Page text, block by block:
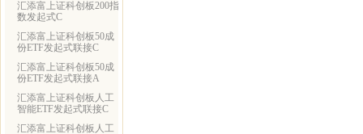
汇添富上证科创板200指
数发起式C
汇添富上证科创板50成
份ETF发起式联接C
汇添富上证科创板50成
份ETF发起式联接A
汇添富上证科创板人工
智能ETF发起式联接C
汇添富上证科创板人工